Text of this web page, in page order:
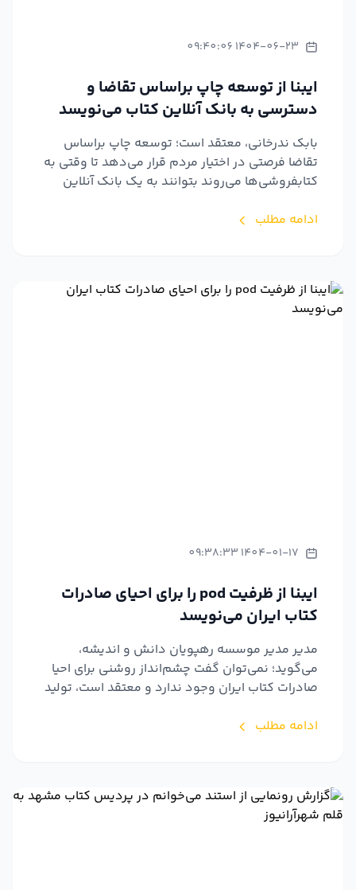
1404-06-23 09:40:06
ایبنا از توسعه چاپ براساس تقاضا و
دسترسی به بانک آنلاین کتاب می‌نویسد
بابک ندرخانی، معتقد است؛ توسعه چاپ براساس
تقاضا فرصتی در اختیار مردم قرار می‌دهد تا وقتی به
کتابفروشی‌ها می‌روند بتوانند به یک بانک آنلاین
ادامه مطلب
1404-01-17 09:38:33
ایبنا از ظرفیت pod را برای احیای صادرات
کتاب ایران می‌نویسد
مدیر مدیر موسسه رهپویان دانش و اندیشه،
می‌گوید؛ نمی‌توان گفت چشم‌انداز روشنی برای احیا
صادرات کتاب ایران وجود ندارد و معتقد است، تولید
ادامه مطلب